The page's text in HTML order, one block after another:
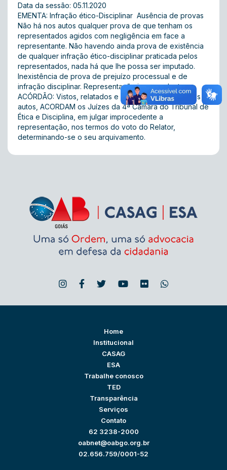
Data da sessão: 05.11.2020
EMENTA: Infração ético-Disciplinar  Ausência de provas 
Não há nos autos qualquer prova de que tenham os
representados agidos com negligência em face a
representante. Não havendo ainda prova de existência
de qualquer infração ético-disciplinar praticada pelos
representados, nada há que lhe possa ser imputado.
Inexistência de prova de prejuízo processual e de
infração disciplinar. Representação improcedente.
ACÓRDÃO: Vistos, relatados e discutidos os presentes
autos, ACORDAM os Juízes da 4ª Câmara do Tribunal de
Ética e Disciplina, em julgar improcedente a
representação, nos termos do voto do Relator,
determinando-se o seu arquivamento.
Home
Institucional
CASAG
ESA
Trabalhe conosco
TED
Transparência
Serviços
Contato
62 3238-2000
oabnet@oabgo.org.br
02.656.759/0001-52